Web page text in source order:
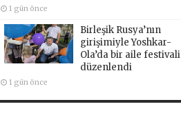
1 gün önce
Birleşik Rusya’nın
girişimiyle Yoshkar-
Ola’da bir aile festivali
düzenlendi
1 gün önce